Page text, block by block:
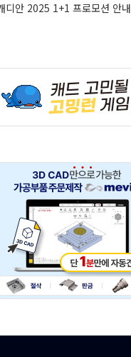
디안 2025 1+1 프로모션 안내